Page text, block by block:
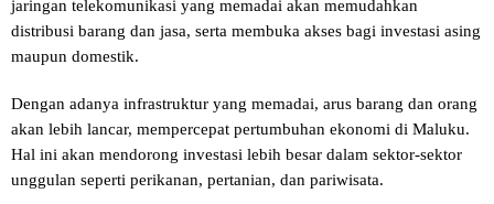
jaringan telekomunikasi yang memadai akan memudahkan
distribusi barang dan jasa, serta membuka akses bagi investasi asing
maupun domestik.
Dengan adanya infrastruktur yang memadai, arus barang dan orang
akan lebih lancar, mempercepat pertumbuhan ekonomi di Maluku.
Hal ini akan mendorong investasi lebih besar dalam sektor-sektor
unggulan seperti perikanan, pertanian, dan pariwisata.